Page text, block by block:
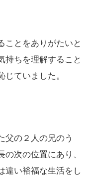
ことをありがたいと
持ちを理解すること
ていました。
父の２人の兄のう
次の位置にあり、
違い裕福な生活をし